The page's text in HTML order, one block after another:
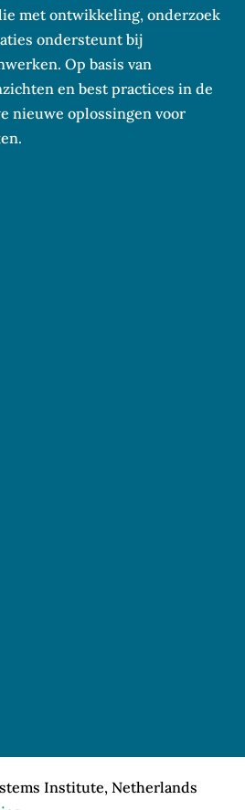
met ontwikkeling, onderzoek
ondersteunt bij
Op basis van
en best practices in de
nieuwe oplossingen voor
Institute, Netherlands